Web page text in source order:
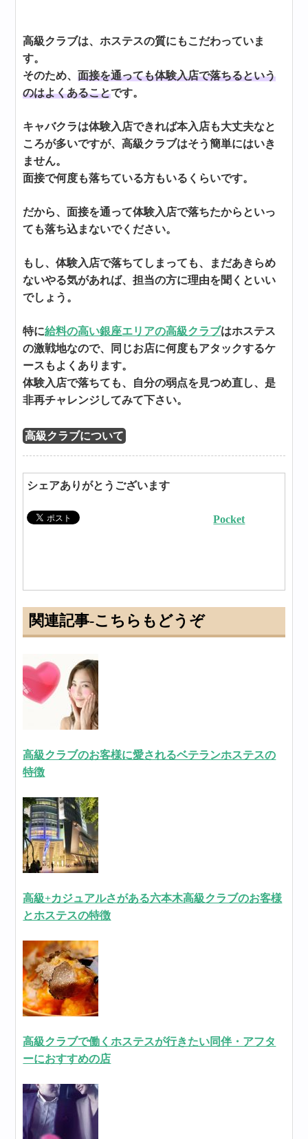
高級クラブは、ホステスの質にもこだわっていま
す。
そのため、面接を通っても体験入店で落ちるという
のはよくあることです。
キャバクラは体験入店できれば本入店も大丈夫なと
ころが多いですが、高級クラブはそう簡単にはいき
ません。
面接で何度も落ちている方もいるくらいです。
だから、面接を通って体験入店で落ちたからといっ
ても落ち込まないでください。
もし、体験入店で落ちてしまっても、まだあきらめ
ないやる気があれば、担当の方に理由を聞くといい
でしょう。
特に給料の高い銀座エリアの高級クラブはホステス
の激戦地なので、同じお店に何度もアタックするケ
ースもよくあります。
体験入店で落ちても、自分の弱点を見つめ直し、是
非再チャレンジしてみて下さい。
高級クラブについて
シェアありがとうございます
Pocket
関連記事-こちらもどうぞ
高級クラブのお客様に愛されるベテランホステスの
特徴
高級+カジュアルさがある六本木高級クラブのお客様
とホステスの特徴
高級クラブで働くホステスが行きたい同伴・アフタ
ーにおすすめの店